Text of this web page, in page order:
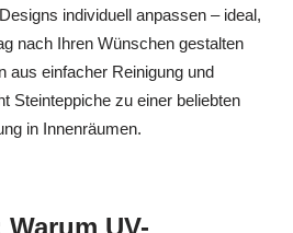
individuell anpassen – ideal,
nach Ihren Wünschen gestalten
aus einfacher Reinigung und
Steinteppiche zu einer beliebten
in Innenräumen.